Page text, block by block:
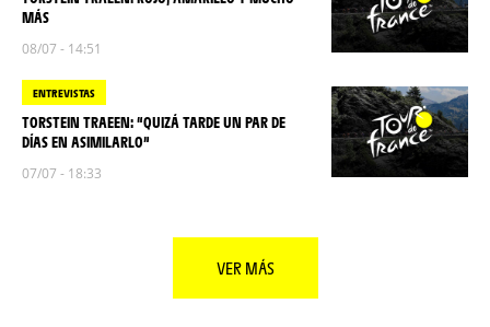
MÁS
08/07 - 14:51
ENTREVISTAS
TORSTEIN TRAEEN: “QUIZÁ TARDE UN PAR DE
DÍAS EN ASIMILARLO”
07/07 - 18:33
VER MÁS